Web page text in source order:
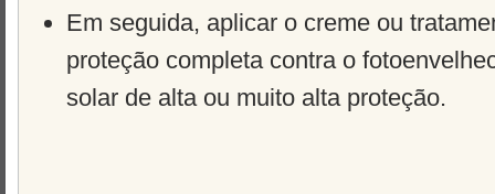
Em seguida, aplicar o creme ou
proteção completa contra o
solar de alta ou muito alta proteção.